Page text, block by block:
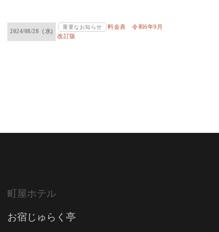
2024/08/28（水)
重要なお知らせ
料金表 令和6年9月
改訂版
町屋ホテル
お宿じゅらく亭